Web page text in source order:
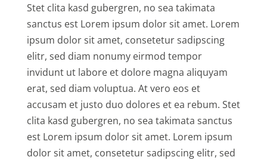
Stet clita kasd gubergren, no sea takimata
sanctus est Lorem ipsum dolor sit amet. Lorem
ipsum dolor sit amet, consetetur sadipscing
elitr, sed diam nonumy eirmod tempor
invidunt ut labore et dolore magna aliquyam
erat, sed diam voluptua. At vero eos et
accusam et justo duo dolores et ea rebum. Stet
clita kasd gubergren, no sea takimata sanctus
est Lorem ipsum dolor sit amet. Lorem ipsum
dolor sit amet, consetetur sadipscing elitr, sed